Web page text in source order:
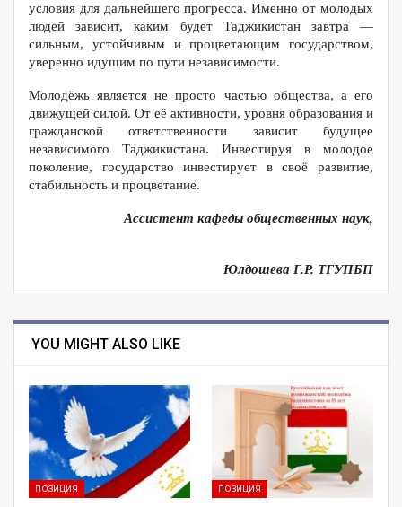
условия для дальнейшего прогресса. Именно от молодых
людей зависит, каким будет Таджикистан завтра —
сильным, устойчивым и процветающим государством,
уверенно идущим по пути независимости.
Молодёжь является не просто частью общества, а его
движущей силой. От её активности, уровня образования и
гражданской ответственности зависит будущее
независимого Таджикистана. Инвестируя в молодое
поколение, государство инвестирует в своё развитие,
стабильность и процветание.
Ассистент кафеды общественных наук,
Юлдошева Г.Р. ТГУПБП
YOU MIGHT ALSO LIKE
ПОЗИЦИЯ ПОЗИЦИЯ